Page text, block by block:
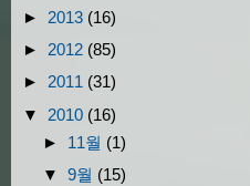
► 2013 (16)
► 2012 (85)
► 2011 (31)
▼ 2010 (16)
► 11월 (1)
▼ 9월 (15)